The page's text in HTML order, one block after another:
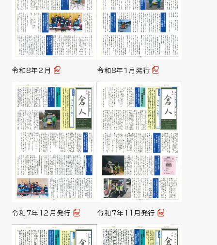
令和8年2月 令和8年1月発行
令和7年12月発行 令和7年11月発行